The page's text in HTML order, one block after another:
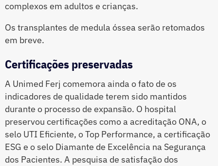
complexos em adultos e crianças.
Os transplantes de medula óssea serão retomados
em breve.
Certificações preservadas
A Unimed Ferj comemora ainda o fato de os
indicadores de qualidade terem sido mantidos
durante o processo de expansão. O hospital
preservou certificações como a acreditação ONA, o
selo UTI Eficiente, o Top Performance, a certificação
ESG e o selo Diamante de Excelência na Segurança
dos Pacientes. A pesquisa de satisfação dos